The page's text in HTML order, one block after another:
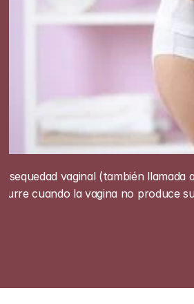
La sequedad vaginal (también
ocurre cuando la vagina no produce